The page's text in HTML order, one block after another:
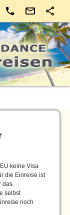
Kontakt
keine Visa
die Einreise ist
das
selbst
noch